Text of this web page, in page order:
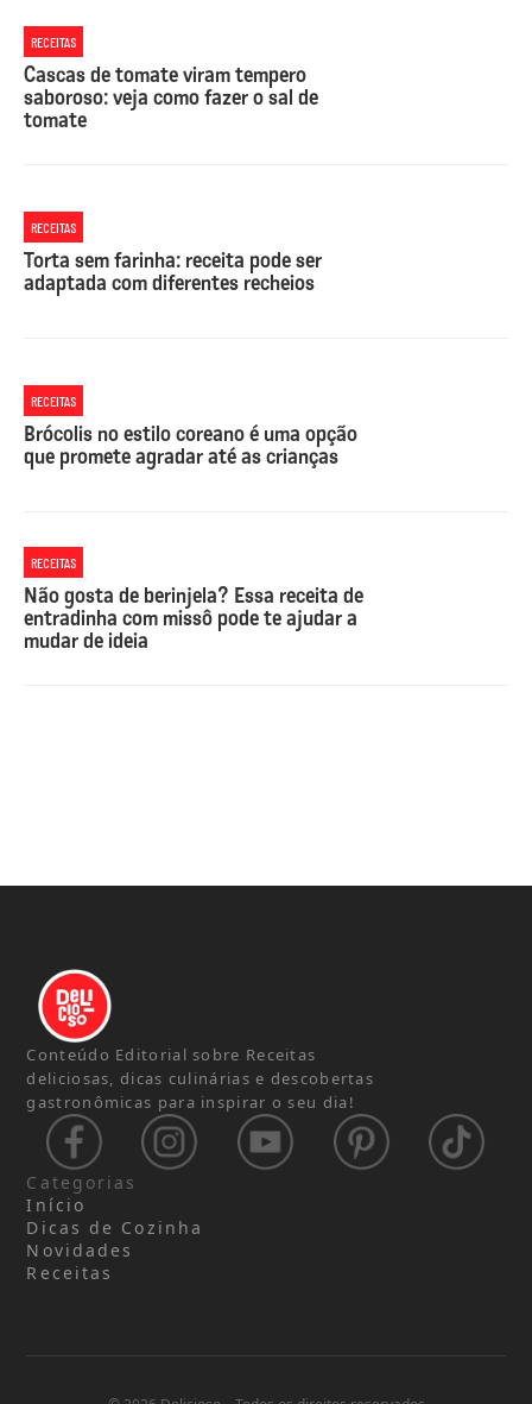
RECEITAS
Cascas de tomate viram tempero
saboroso: veja como fazer o sal de
tomate
RECEITAS
Torta sem farinha: receita pode ser
adaptada com diferentes recheios
RECEITAS
Brócolis no estilo coreano é uma opção
que promete agradar até as crianças
RECEITAS
Não gosta de berinjela? Essa receita de
entradinha com missô pode te ajudar a
mudar de ideia
Conteúdo Editorial sobre Receitas
deliciosas, dicas culinárias e descobertas
gastronômicas para inspirar o seu dia!
Categorias
Início
Dicas de Cozinha
Novidades
Receitas